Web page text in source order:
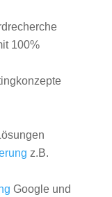
100%
z.B.
Google und